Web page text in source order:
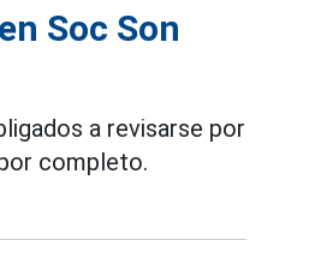
Soc Son
a revisarse por
completo.